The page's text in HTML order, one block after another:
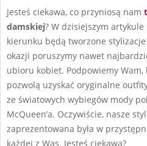
Jesteś ciekawa, co przyniosą nam
damskiej? W dzisiejszym
kierunku będą tworzone
okazji poruszymy nawet
ubioru kobiet. Podpowiemy
pozwolą uzyskać oryginalne
ze światowych wybiegów mody
McQueen’a. Oczywiście, nasze
zaprezentowana była w
każdej z Was. Jesteś ciekawa?